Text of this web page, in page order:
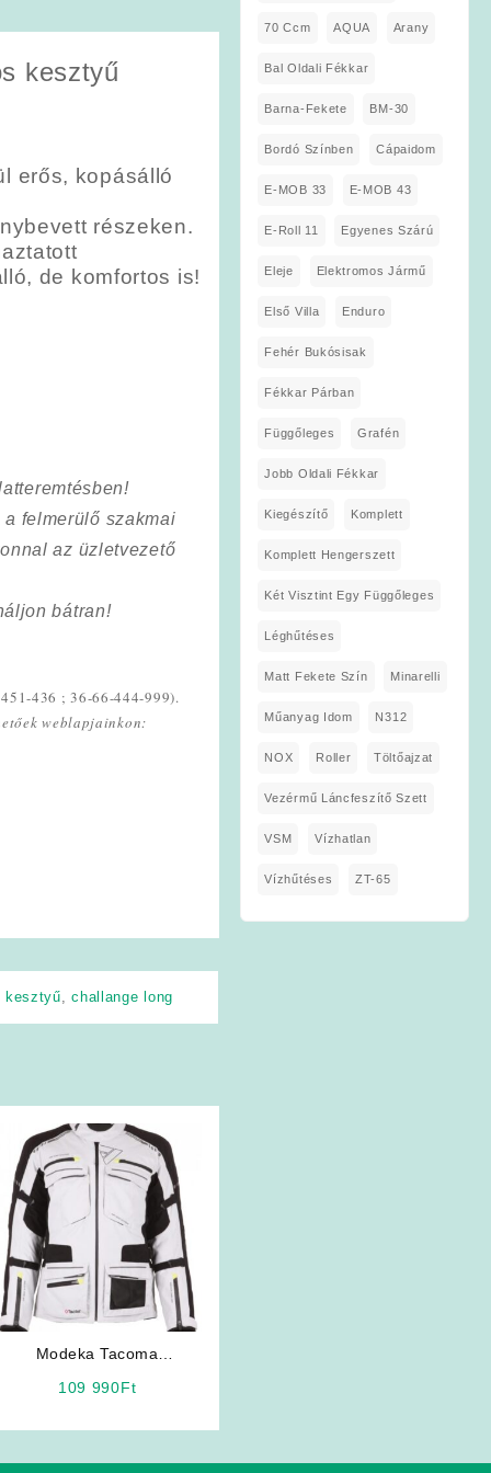
kesztyű
erős, kopásálló
részeken.
de komfortos is!
felmerülő szakmai
az üzletvezető
bátran!
436 ; 36-66-444-999).
weblapjainkon:
kesztyű ,challange long
Modeka Tacoma
109 990Ft
70 Ccm AQUA Arany
Bal Oldali Fékkar
Barna-Fekete BM-30
Bordó Színben Cápaidom
E-MOB 33 E-MOB 43
E-Roll 11 Egyenes Szárú
Eleje Elektromos Jármű
Első Villa Enduro
Fehér Bukósisak
Fékkar Párban
Függőleges Grafén
Jobb Oldali Fékkar
Kiegészítő Komplett
Komplett Hengerszett
Két Visztint Egy Függőleges
Léghűtéses
Matt Fekete Szín Minarelli
Műanyag Idom N312
NOX Roller Töltőajzat
Vezérmű Láncfeszítő Szett
VSM Vízhatlan
Vízhűtéses ZT-65